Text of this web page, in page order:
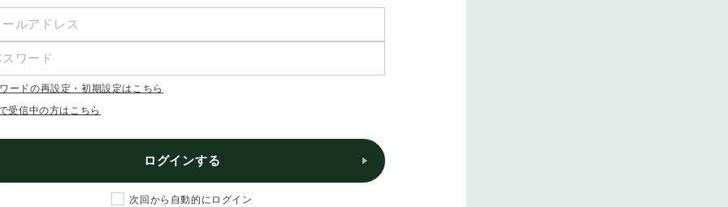
ードの再設定・初期設定はこちら
受信中の方はこちら
ログインする
次回から自動的にログイン